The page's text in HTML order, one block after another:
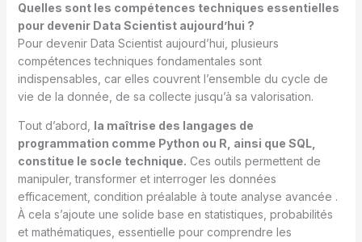
Quelles sont les compétences techniques essentielles
pour devenir Data Scientist aujourd’hui ?
Pour devenir Data Scientist aujourd’hui, plusieurs
compétences techniques fondamentales sont
indispensables, car elles couvrent l’ensemble du cycle de
vie de la donnée, de sa collecte jusqu’à sa valorisation.
Tout d’abord, la maîtrise des langages de
programmation comme Python ou R, ainsi que SQL,
constitue le socle technique. Ces outils permettent de
manipuler, transformer et interroger les données
efficacement, condition préalable à toute analyse avancée .
À cela s’ajoute une solide base en statistiques, probabilités
et mathématiques, essentielle pour comprendre les